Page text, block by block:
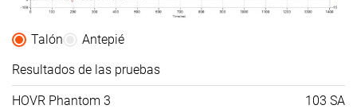
Talón
Antepié
Resultados de las pruebas
HOVR Phantom 3 103 SA